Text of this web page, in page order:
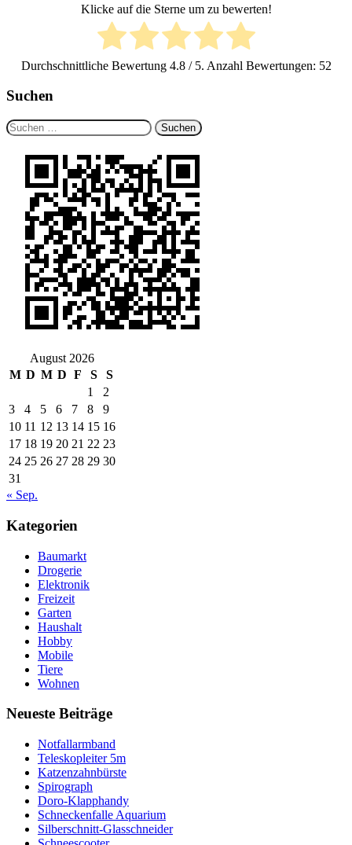
Klicke auf die Sterne um zu bewerten!
Durchschnittliche Bewertung 4.8/ 5. Anzahl Bewertungen: 52
Suchen
Suchen
nach:
August 2026
M D M D F S
S
1
2
3
4 5 6 7 8
9
10 11 12 13 14 15 16
17 18 19 20 21 22 23
24 25 26 27 28 29 30
31
« Sep.
Kategorien
Baumarkt
Drogerie
Elektronik
Freizeit
Garten
Haushalt
Hobby
Mobile
Tiere
Wohnen
Neueste Beiträge
Notfallarmband
Teleskopleiter 5m
Katzenzahnbürste
Spirograph
Doro-Klapphandy
Schneckenfalle Aquarium
Silberschnitt-Glasschneider